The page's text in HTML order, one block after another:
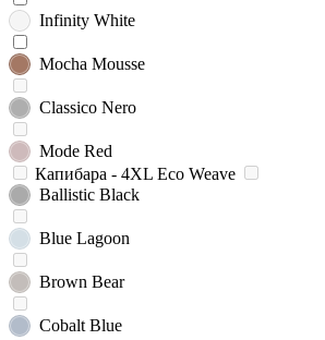
Infinity White
Mocha Mousse
Classico Nero
Mode Red
Капибара - 4XL Eco Weave
Ballistic Black
Blue Lagoon
Brown Bear
Cobalt Blue